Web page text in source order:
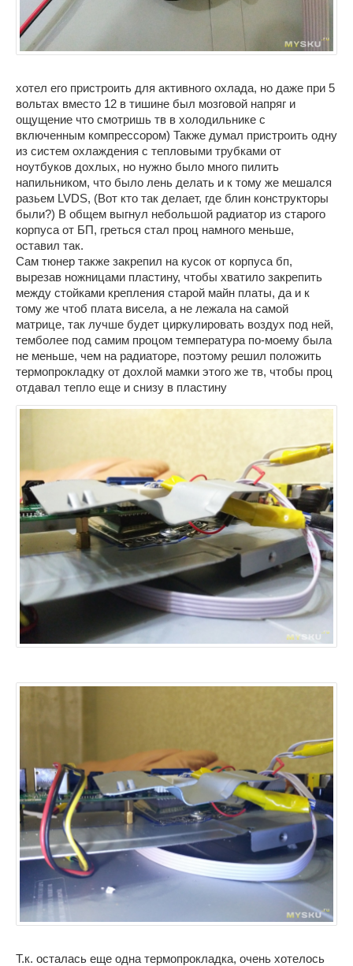
хотел его пристроить для активного охлада, но даже при 5
вольтах вместо 12 в тишине был мозговой напряг и
ощущение что смотришь тв в холодильнике с
включенным компрессором) Также думал пристроить одну
из систем охлаждения с тепловыми трубками от
ноутбуков дохлых, но нужно было много пилить
напильником, что было лень делать и к тому же мешался
разьем LVDS, (Вот кто так делает, где блин конструкторы
были?) В общем выгнул небольшой радиатор из старого
корпуса от БП, греться стал проц намного меньше,
оставил так.
Сам тюнер также закрепил на кусок от корпуса бп,
вырезав ножницами пластину, чтобы хватило закрепить
между стойками крепления старой майн платы, да и к
тому же чтоб плата висела, а не лежала на самой
матрице, так лучше будет циркулировать воздух под ней,
темболее под самим процом температура по-моему была
не меньше, чем на радиаторе, поэтому решил положить
термопрокладку от дохлой мамки этого же тв, чтобы проц
отдавал тепло еще и снизу в пластину
Т.к. осталась еще одна термопрокладка, очень хотелось